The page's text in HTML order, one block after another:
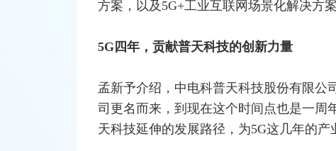
方案，以及5G+工业互联网场景化解决方案
5G四年，贡献普天科技的创新力量
孟新予介绍，中电科普天科技股份有限公
司更名而来，到现在这个时间点也是一周
天科技延伸的发展路径，为5G这几年的